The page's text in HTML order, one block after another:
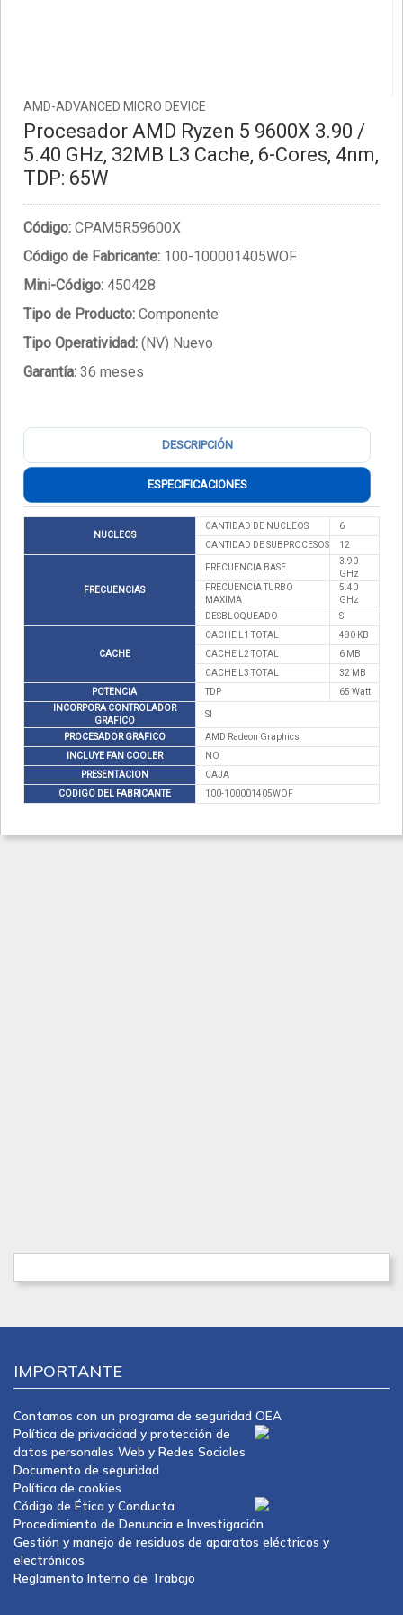
AMD-ADVANCED MICRO DEVICE
Procesador AMD Ryzen 5 9600X 3.90 /
5.40 GHz, 32MB L3 Cache, 6-Cores, 4nm,
TDP: 65W
Código: CPAM5R59600X
Código de Fabricante: 100-100001405WOF
Mini-Código: 450428
Tipo de Producto: Componente
Tipo Operatividad: (NV) Nuevo
Garantía: 36 meses
DESCRIPCIÓN
ESPECIFICACIONES
NUCLEOS
CANTIDAD DE NUCLEOS
6
CANTIDAD DE SUBPROCESOS
12
FRECUENCIAS
FRECUENCIA BASE
3.90
GHz
FRECUENCIA TURBO
MAXIMA
5.40
GHz
DESBLOQUEADO
SI
CACHE
CACHE L1 TOTAL
480 KB
CACHE L2 TOTAL
6 MB
CACHE L3 TOTAL
32 MB
POTENCIA
TDP
65 Watt
INCORPORA CONTROLADOR
GRAFICO
SI
PROCESADOR GRAFICO
AMD Radeon Graphics
INCLUYE FAN COOLER
NO
PRESENTACION
CAJA
CODIGO DEL FABRICANTE
100-100001405WOF
IMPORTANTE
Contamos con un programa de seguridad OEA
Política de privacidad y protección de
datos personales Web y Redes Sociales
Documento de seguridad
Política de cookies
Código de Ética y Conducta
Procedimiento de Denuncia e Investigación
Gestión y manejo de residuos de aparatos eléctricos y
electrónicos
Reglamento Interno de Trabajo